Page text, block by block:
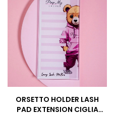
ORSETTO HOLDER LASH
PAD EXTENSION CIGLIA